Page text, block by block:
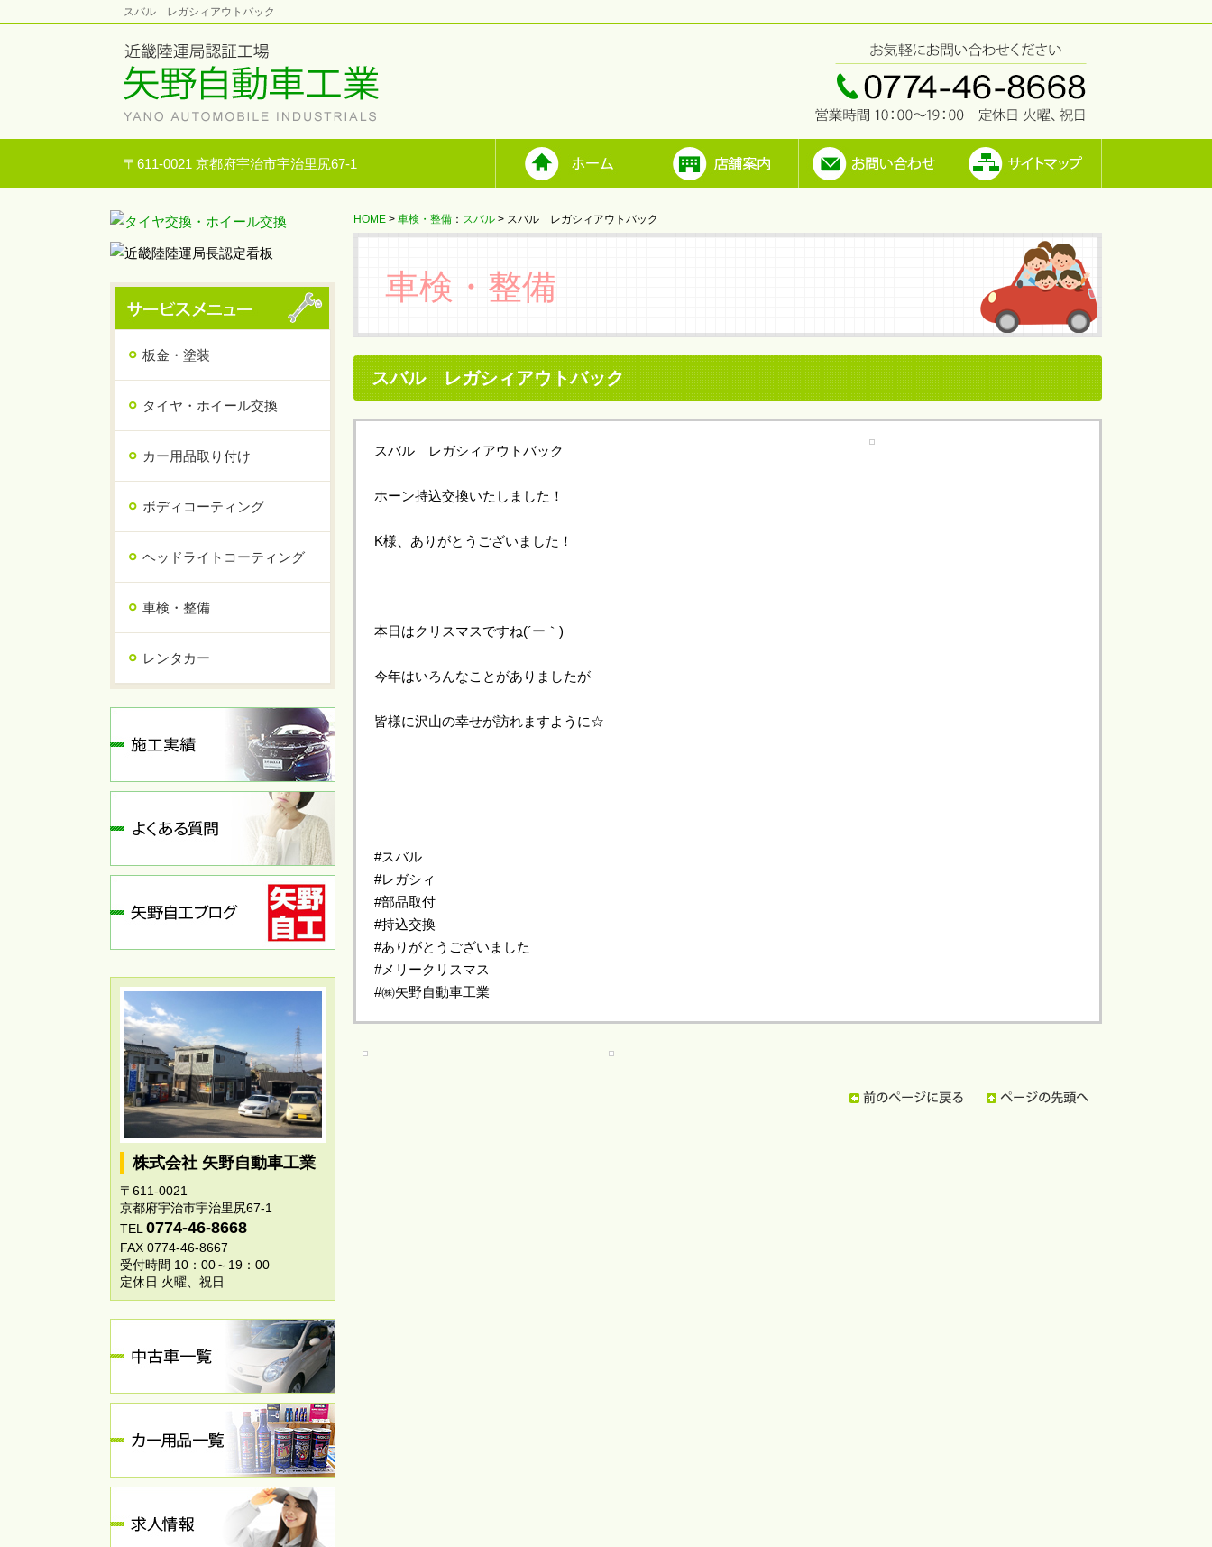
スバル レガシィアウトバック
〒611-0021 京都府宇治市宇治里尻67-1
HOME > 車検・整備 ： スバル > スバル レガシィアウトバック
車検・整備
スバル レガシィアウトバック
スバル レガシィアウトバック
ホーン持込交換いたしました！
K様、ありがとうございました！
本日はクリスマスですね(´ー｀)
今年はいろんなことがありましたが
皆様に沢山の幸せが訪れますように☆
#スバル
#レガシィ
#部品取付
#持込交換
#ありがとうございました
#メリークリスマス
#㈱矢野自動車工業
板金・塗装
タイヤ・ホイール交換
カー用品取り付け
ボディコーティング
ヘッドライトコーティング
車検・整備
レンタカー
株式会社 矢野自動車工業
〒611-0021
京都府宇治市宇治里尻67-1
TEL0774-46-8668
FAX 0774-46-8667
受付時間 10：00～19：00
定休日 火曜、祝日